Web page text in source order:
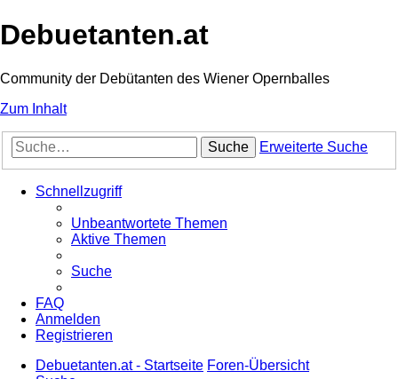
Debuetanten.at
Community der Debütanten des Wiener Opernballes
Zum Inhalt
Suche Erweiterte Suche
Schnellzugriff
Unbeantwortete Themen
Aktive Themen
Suche
FAQ
Anmelden
Registrieren
Debuetanten.at - Startseite Foren-Übersicht